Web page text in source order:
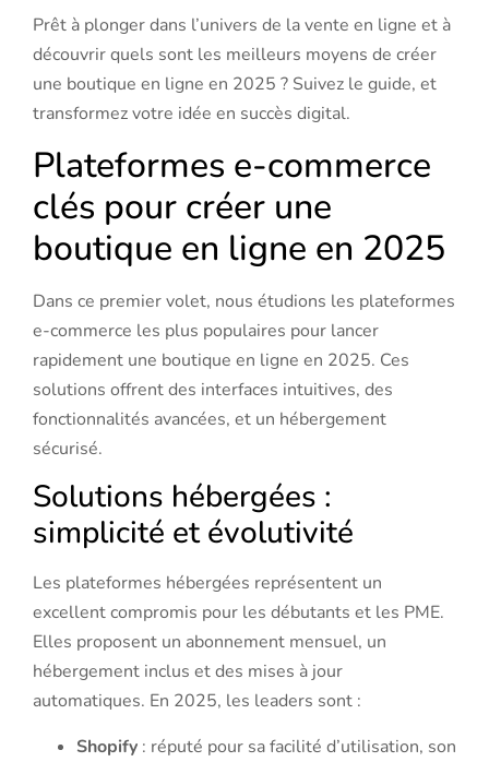
Prêt à plonger dans l’univers de la vente en ligne et à
découvrir quels sont les meilleurs moyens de créer
une boutique en ligne en 2025 ? Suivez le guide, et
transformez votre idée en succès digital.
Plateformes e-commerce
clés pour créer une
boutique en ligne en 2025
Dans ce premier volet, nous étudions les plateformes
e-commerce les plus populaires pour lancer
rapidement une boutique en ligne en 2025. Ces
solutions offrent des interfaces intuitives, des
fonctionnalités avancées, et un hébergement
sécurisé.
Solutions hébergées :
simplicité et évolutivité
Les plateformes hébergées représentent un
excellent compromis pour les débutants et les PME.
Elles proposent un abonnement mensuel, un
hébergement inclus et des mises à jour
automatiques. En 2025, les leaders sont :
Shopify : réputé pour sa facilité d’utilisation, son